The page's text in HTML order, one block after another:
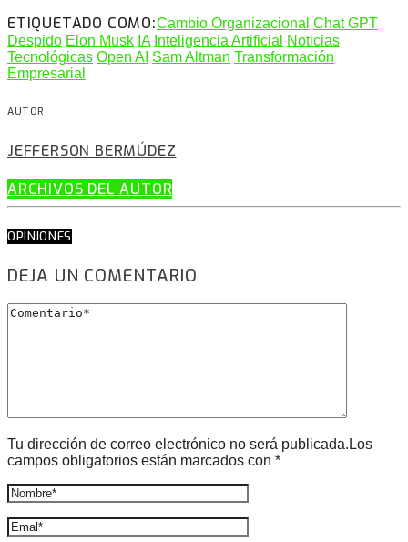
ETIQUETADO COMO:Cambio Organizacional Chat GPT
Despido Elon Musk IA Inteligencia Artificial
Noticias
Tecnológicas Open AI Sam Altman Transformación
Empresarial
AUTOR
JEFFERSON BERMÚDEZ
ARCHIVOS DEL AUTOR
OPINIONES
DEJA UN COMENTARIO
Tu dirección de correo electrónico no será publicada.Los
campos obligatorios están marcados con *